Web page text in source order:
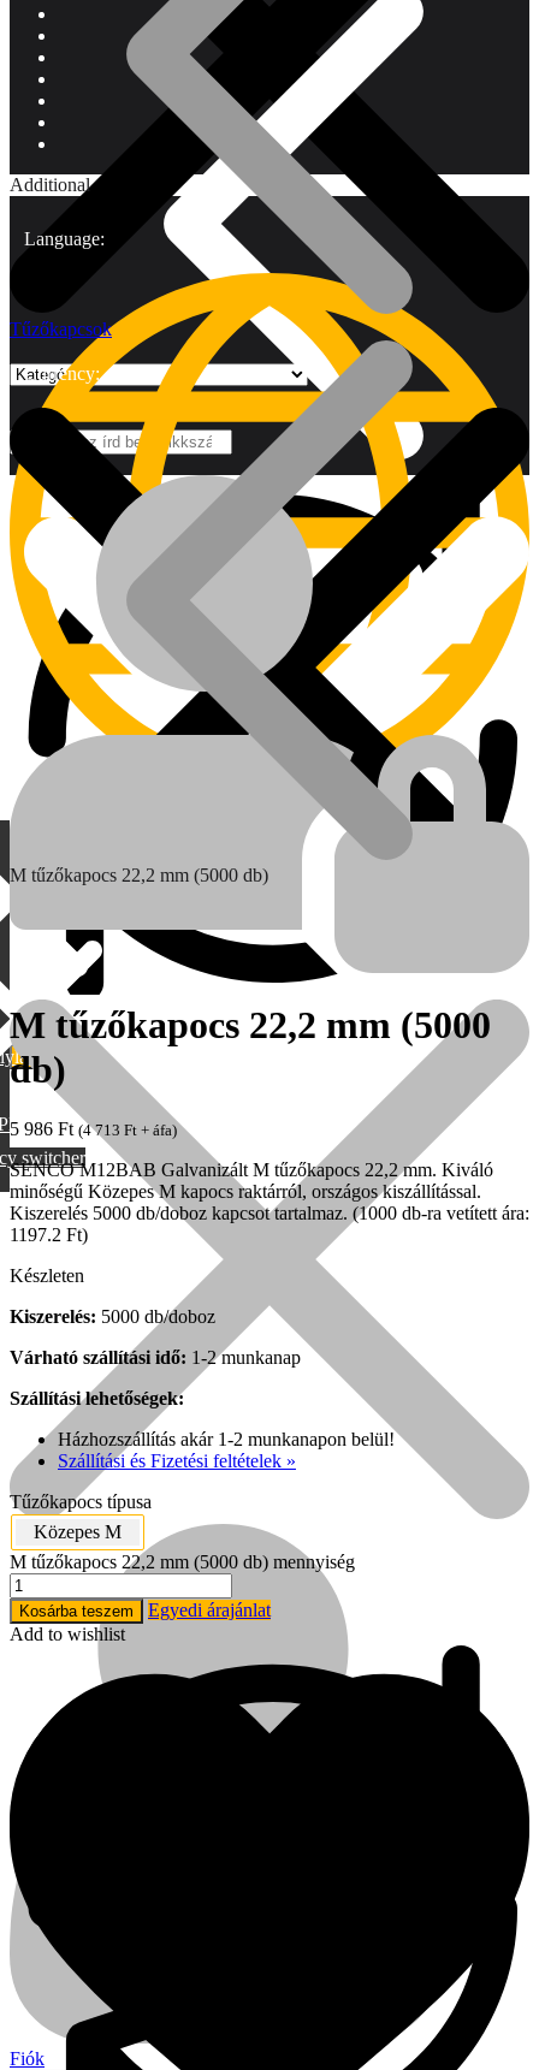
Márkák
MAX
Népszerű!
Senco
Additional
Language:
Currency:
switcher
Fiók
Tűzőkapcsok
M tűzőkapocs 22,2 mm (5000 db)
M tűzőkapocs 22,2 mm (5000
db)
5 986 Ft (4 713 Ft + áfa)
SENCO M12BAB Galvanizált M tűzőkapocs 22,2 mm. Kiváló
minőségű Közepes M kapocs raktárról, országos kiszállítással.
Kiszerelés 5000 db/doboz kapcsot tartalmaz. (1000 db-ra vetített ára:
1197.2 Ft)
Készleten
Kiszerelés: 5000 db/doboz
Várható szállítási idő: 1-2 munkanap
Szállítási lehetőségek:
Házhozszállítás akár 1-2 munkanapon belül!
Szállítási és Fizetési feltételek »
Tűzőkapocs típusa
Közepes M
M tűzőkapocs 22,2 mm (5000 db) mennyiség
Kosárba teszem
Egyedi árajánlat
Add to wishlist